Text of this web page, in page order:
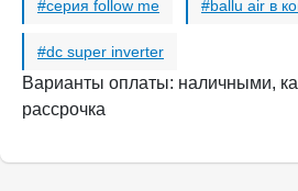
серия follow me ballu air в
dc super inverter
Варианты оплаты: наличными,
рассрочка